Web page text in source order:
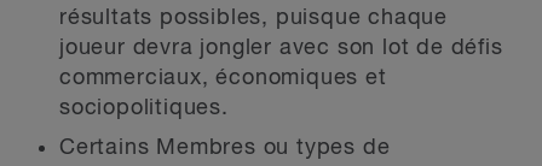
résultats possibles, puisque chaque
joueur devra jongler avec son lot de défis
commerciaux, économiques et
sociopolitiques.
Certains Membres ou types de